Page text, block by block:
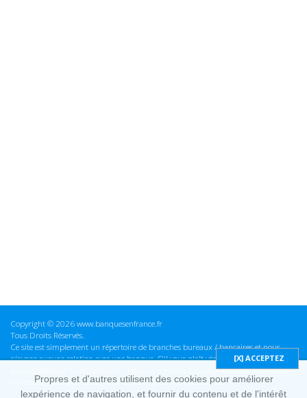
Copyright © 2026 www.banquesenfrance.fr
Tous Droits Réservés.
Ce site est simplement un répertoire de branches bureaux / bancaires et nous
n'avons aucune relation avec une banque. S'il vous plaît vérifier ces informations
avant d'effectuer toute opération, nous ne sommes pas responsables des erreurs
ou des omissions dans les informations que nous fournissons.
Propres et d'autres utilisent des cookies pour améliorer
lexpérience de navigation, et fournir du contenu et de l'intérêt